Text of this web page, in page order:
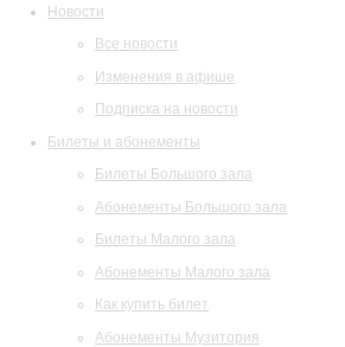
Новости
Все новости
Изменения в афише
Подписка на новости
Билеты и абонементы
Билеты Большого зала
Абонементы Большого зала
Билеты Малого зала
Абонементы Малого зала
Как купить билет
Абонементы Музитория